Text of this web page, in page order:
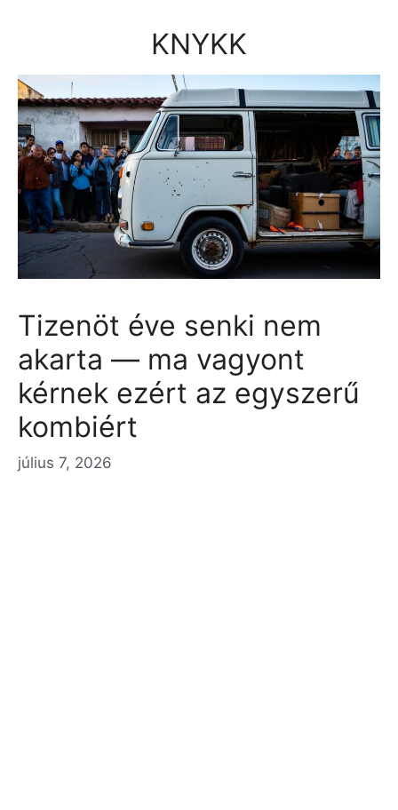
KNYKK
Tizenöt éve senki nem
akarta — ma vagyont
kérnek ezért az egyszerű
kombiért
július 7, 2026